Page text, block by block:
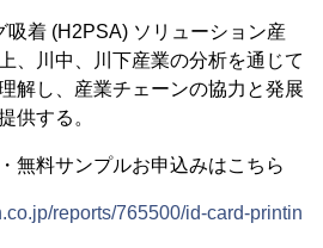
吸着 (H2PSA) ソリューション産
、川中、川下産業の分析を通じて
解し、産業チェーンの協力と発展
供する。
無料サンプルお申込みはこちら
reports/765500/id-card-printin